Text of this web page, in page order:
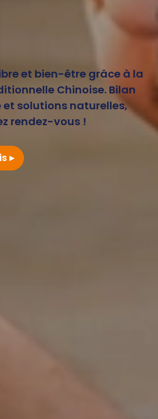
et bien-être grâce à la
Chinoise. Bilan
et solutions naturelles,
rendez-vous !